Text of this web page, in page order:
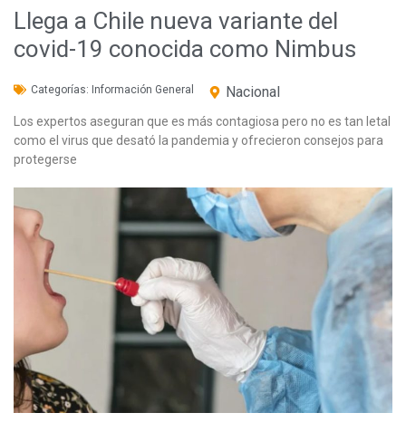
Llega a Chile nueva variante del
covid-19 conocida como Nimbus
Categorías: Información General Nacional
Los expertos aseguran que es más contagiosa pero no es tan letal
como el virus que desató la pandemia y ofrecieron consejos para
protegerse